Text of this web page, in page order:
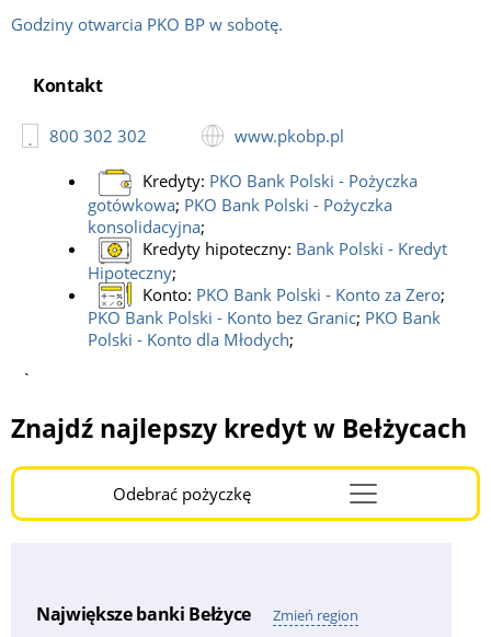
Godziny otwarcia PKO BP w sobotę.
Kontakt
800 302 302 www.pkobp.pl
Kredyty: PKO Bank Polski - Pożyczka
gotówkowa; PKO Bank Polski - Pożyczka
konsolidacyjna;
Kredyty hipoteczny: Bank Polski - Kredyt
Hipoteczny;
Konto: PKO Bank Polski - Konto za Zero;
PKO Bank Polski - Konto bez Granic; PKO Bank
Polski - Konto dla Młodych;
`
Znajdź najlepszy kredyt w Bełżycach
Odebrać pożyczkęMenu
Burger
Największe banki Bełżyce Zmień region